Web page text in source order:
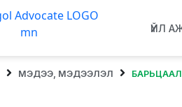
ҮЙЛ
МЭДЭЭ, МЭДЭЭЛЭЛ